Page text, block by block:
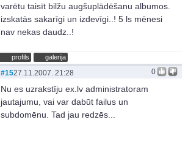
varētu taisīt bilžu augšuplādēšanu albumos.
izskatās sakarīgi un izdevīgi..! 5 ls mēnesi
nav nekas daudz..!
profils galerija
0
#1527.11.2007. 21:28
Nu es uzrakstīju ex.lv administratoram
jautajumu, vai var dabūt failus un
subdomēnu. Tad jau redzēs...